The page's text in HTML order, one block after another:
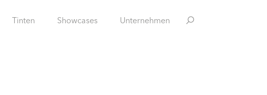
Tinten Showcases Unternehmen